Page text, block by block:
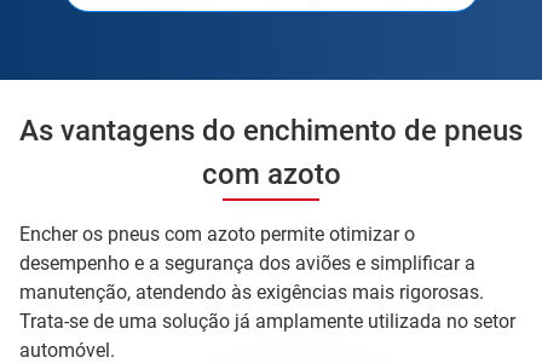
As vantagens do enchimento de pneus
com azoto
Encher os pneus com azoto permite otimizar o
desempenho e a segurança dos aviões e simplificar a
manutenção, atendendo às exigências mais rigorosas.
Trata-se de uma solução já amplamente utilizada no setor
automóvel.